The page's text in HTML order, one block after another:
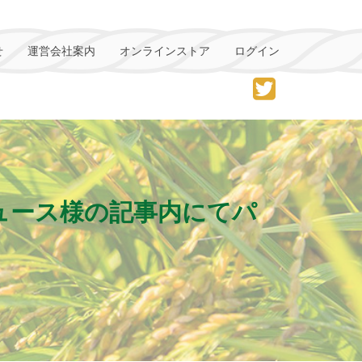
ログイン
オンラインストア
運営会社案内
ス様の記事内にてパ